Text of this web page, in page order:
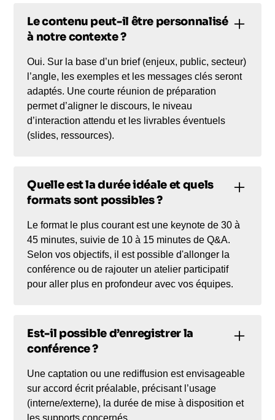
Le contenu peut-il être personnalisé
à notre contexte ?
Oui. Sur la base d’un brief (enjeux, public, secteur)
l’angle, les exemples et les messages clés seront
adaptés. Une courte réunion de préparation
permet d’aligner le discours, le niveau
d’interaction attendu et les livrables éventuels
(slides, ressources).
Quelle est la durée idéale et quels
formats sont possibles ?
Le format le plus courant est une keynote de 30 à
45 minutes, suivie de 10 à 15 minutes de Q&A.
Selon vos objectifs, il est possible d'allonger la
conférence ou de rajouter un atelier participatif
pour aller plus en profondeur avec vos équipes.
Est-il possible d’enregistrer la
conférence ?
Une captation ou une rediffusion est envisageable
sur accord écrit préalable, précisant l’usage
(interne/externe), la durée de mise à disposition et
les supports concernés.